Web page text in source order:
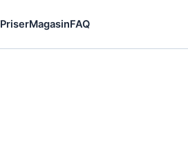
PriserMagasinFAQ